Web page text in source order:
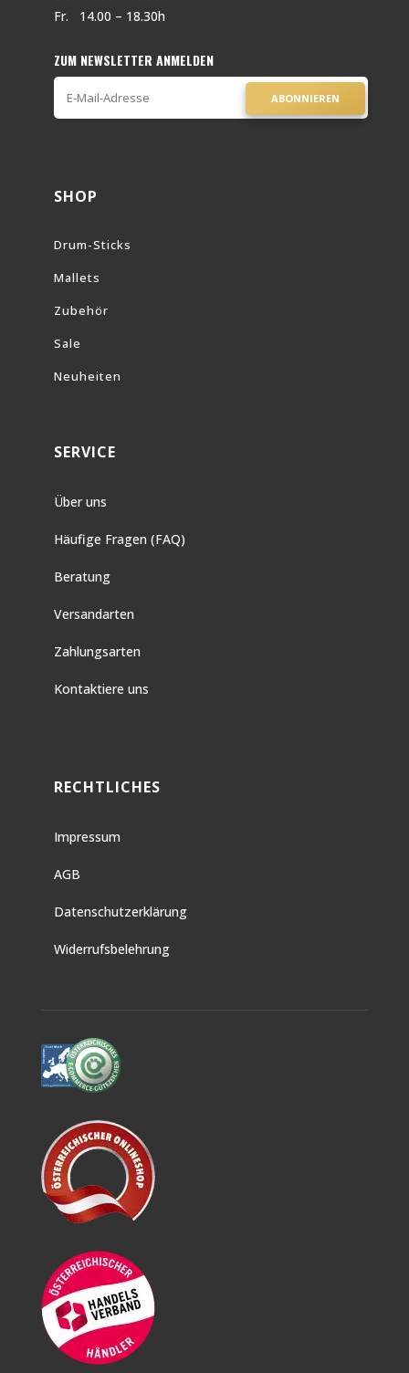
Fr. 14.00 – 18.30h
ZUM NEWSLETTER ANMELDEN
ABONNIEREN
SHOP
Drum-Sticks
Mallets
Zubehör
Sale
Neuheiten
SERVICE
Über uns
Häufige Fragen (FAQ)
Beratung
Versandarten
Zahlungsarten
Kontaktiere uns
RECHTLICHES
Impressum
AGB
Datenschutzerklärung
Widerrufsbelehrung